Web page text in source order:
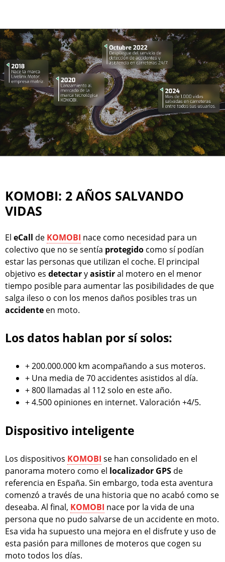
KOMOBI: 2 AÑOS SALVANDO
VIDAS
El eCall de KOMOBI nace como necesidad para un
colectivo que no se sentía protegido como sí podían
estar las personas que utilizan el coche. El principal
objetivo es detectaryasistiral motero en el menor
tiempo posible para aumentar las posibilidades de que
salga ileso o con los menos daños posibles tras un
accidente en moto.
Los datos hablan por sí solos:
+ 200.000.000 km acompañando a sus moteros.
+ Una media de 70 accidentes asistidos al día.
+ 800 llamadas al 112 solo en este año.
+ 4.500 opiniones en internet. Valoración +4/5.
Dispositivo inteligente
Los dispositivos KOMOBI se han consolidado en el
panorama motero como el localizador GPS de
referencia en España. Sin embargo, toda esta aventura
comenzó a través de una historia que no acabó como se
deseaba. Al final, KOMOBI nace por la vida de una
persona que no pudo salvarse de un accidente en moto.
Esa vida ha supuesto una mejora en el disfrute y uso de
esta pasión para millones de moteros que cogen su
moto todos los días.